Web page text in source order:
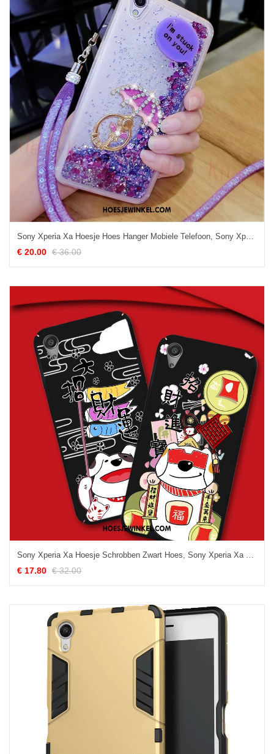
Sony Xperia Xa Hoesje Hoes Hanger Mobiele Telefoon, Sony Xperia Xa Hoesje Purper Siliconen
€ 20.00 € 36.00
Sony Xperia Xa Hoesje Schrobben Zwart Hoes, Sony Xperia Xa Hoesje Mobiele Telefoon All Inclusive
€ 17.80 € 32.00